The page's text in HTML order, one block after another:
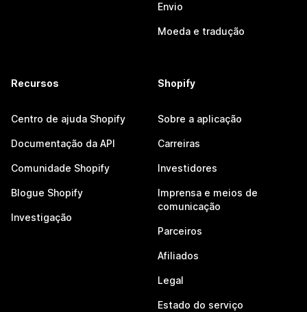
Envio
Moeda e tradução
Recursos
Centro de ajuda Shopify
Documentação da API
Comunidade Shopify
Blogue Shopify
Investigação
Shopify
Sobre a aplicação
Carreiras
Investidores
Imprensa e meios de
comunicação
Parceiros
Afiliados
Legal
Estado do serviço